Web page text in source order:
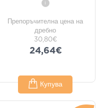
i
Препоръчителна цена на
дребно
30,80€
24,64€
Купува